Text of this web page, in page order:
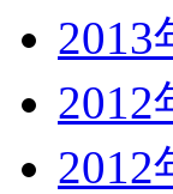
2013
2012
2012